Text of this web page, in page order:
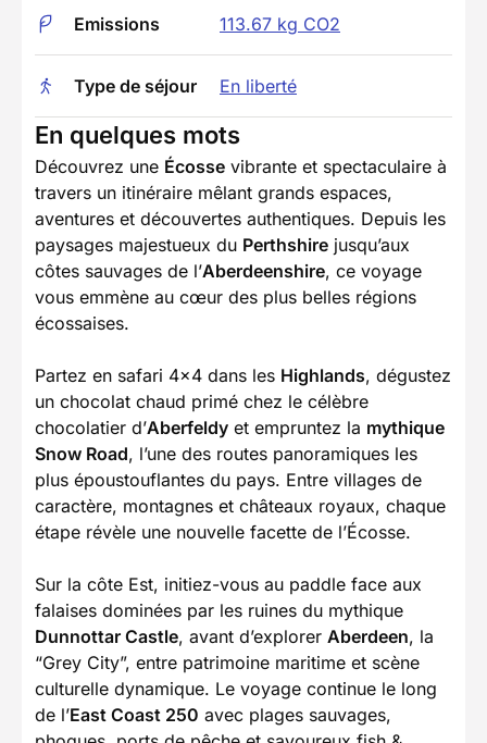
Emissions 113.67 kg CO2
Type de séjour En liberté
En quelques mots
Découvrez une Écosse vibrante et spectaculaire à
travers un itinéraire mêlant grands espaces,
aventures et découvertes authentiques. Depuis les
paysages majestueux du Perthshire jusqu’aux
côtes sauvages de l’Aberdeenshire, ce voyage
vous emmène au cœur des plus belles régions
écossaises.
Partez en safari 4x4 dans les Highlands, dégustez
un chocolat chaud primé chez le célèbre
chocolatier d’Aberfeldy et empruntez la mythique
Snow Road, l’une des routes panoramiques les
plus époustouflantes du pays. Entre villages de
caractère, montagnes et châteaux royaux, chaque
étape révèle une nouvelle facette de l’Écosse.
Sur la côte Est, initiez-vous au paddle face aux
falaises dominées par les ruines du mythique
Dunnottar Castle, avant d’explorer Aberdeen, la
“Grey City”, entre patrimoine maritime et scène
culturelle dynamique. Le voyage continue le long
de l’East Coast 250 avec plages sauvages,